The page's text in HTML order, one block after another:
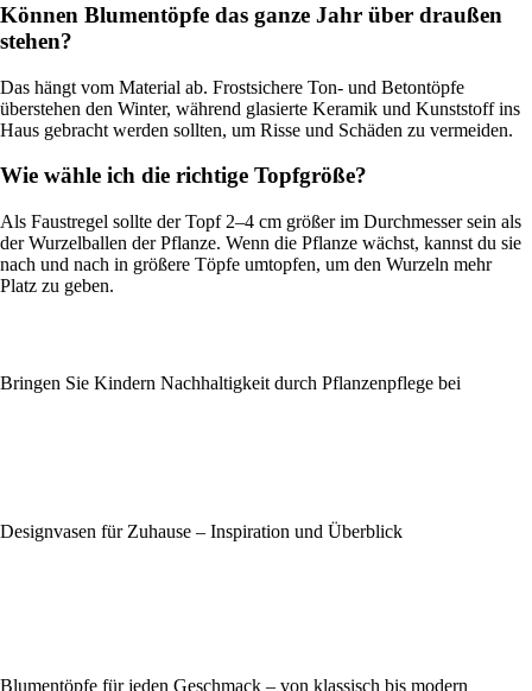
Können Blumentöpfe das ganze Jahr über draußen
stehen?
Das hängt vom Material ab. Frostsichere Ton- und Betontöpfe
überstehen den Winter, während glasierte Keramik und Kunststoff ins
Haus gebracht werden sollten, um Risse und Schäden zu vermeiden.
Wie wähle ich die richtige Topfgröße?
Als Faustregel sollte der Topf 2–4 cm größer im Durchmesser sein als
der Wurzelballen der Pflanze. Wenn die Pflanze wächst, kannst du sie
nach und nach in größere Töpfe umtopfen, um den Wurzeln mehr
Platz zu geben.
Bringen Sie Kindern Nachhaltigkeit durch Pflanzenpflege bei
Designvasen für Zuhause – Inspiration und Überblick
Blumentöpfe für jeden Geschmack – von klassisch bis modern